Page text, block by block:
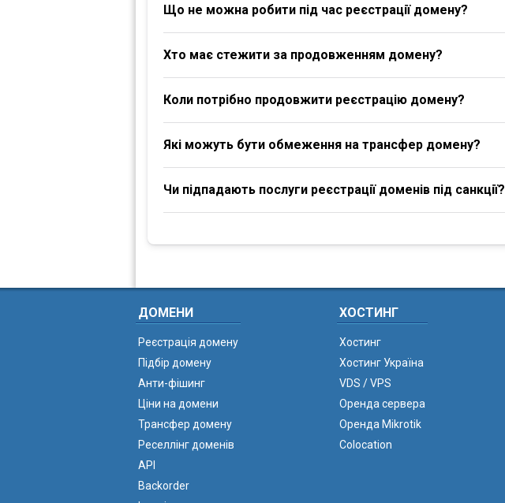
Що не можна робити під час реєстрації домену?
Хто має стежити за продовженням домену?
Коли потрібно продовжити реєстрацію домену?
Які можуть бути обмеження на трансфер домену?
Чи підпадають послуги реєстрації доменів під санкції?
ДОМЕНИ
Реєстрація домену
Підбір домену
Анти-фішинг
Ціни на домени
Трансфер домену
Реселлінг доменів
API
Backorder
ХОСТИНГ
Хостинг
Хостинг Україна
VDS / VPS
Оренда сервера
Оренда Mikrotik
Colocation